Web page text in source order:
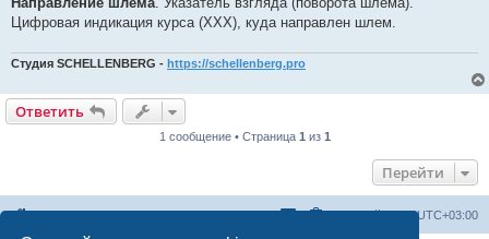
Цифровая индикация курса (XXX), куда направлен шлем.
Студия SCHELLENBERG - https://schellenberg.pro
Ответить
1 сообщение • Страница 1 из 1
Перейти
Список форумов Часовой пояс:UTC+03:00